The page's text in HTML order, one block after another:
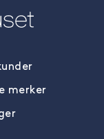
merker